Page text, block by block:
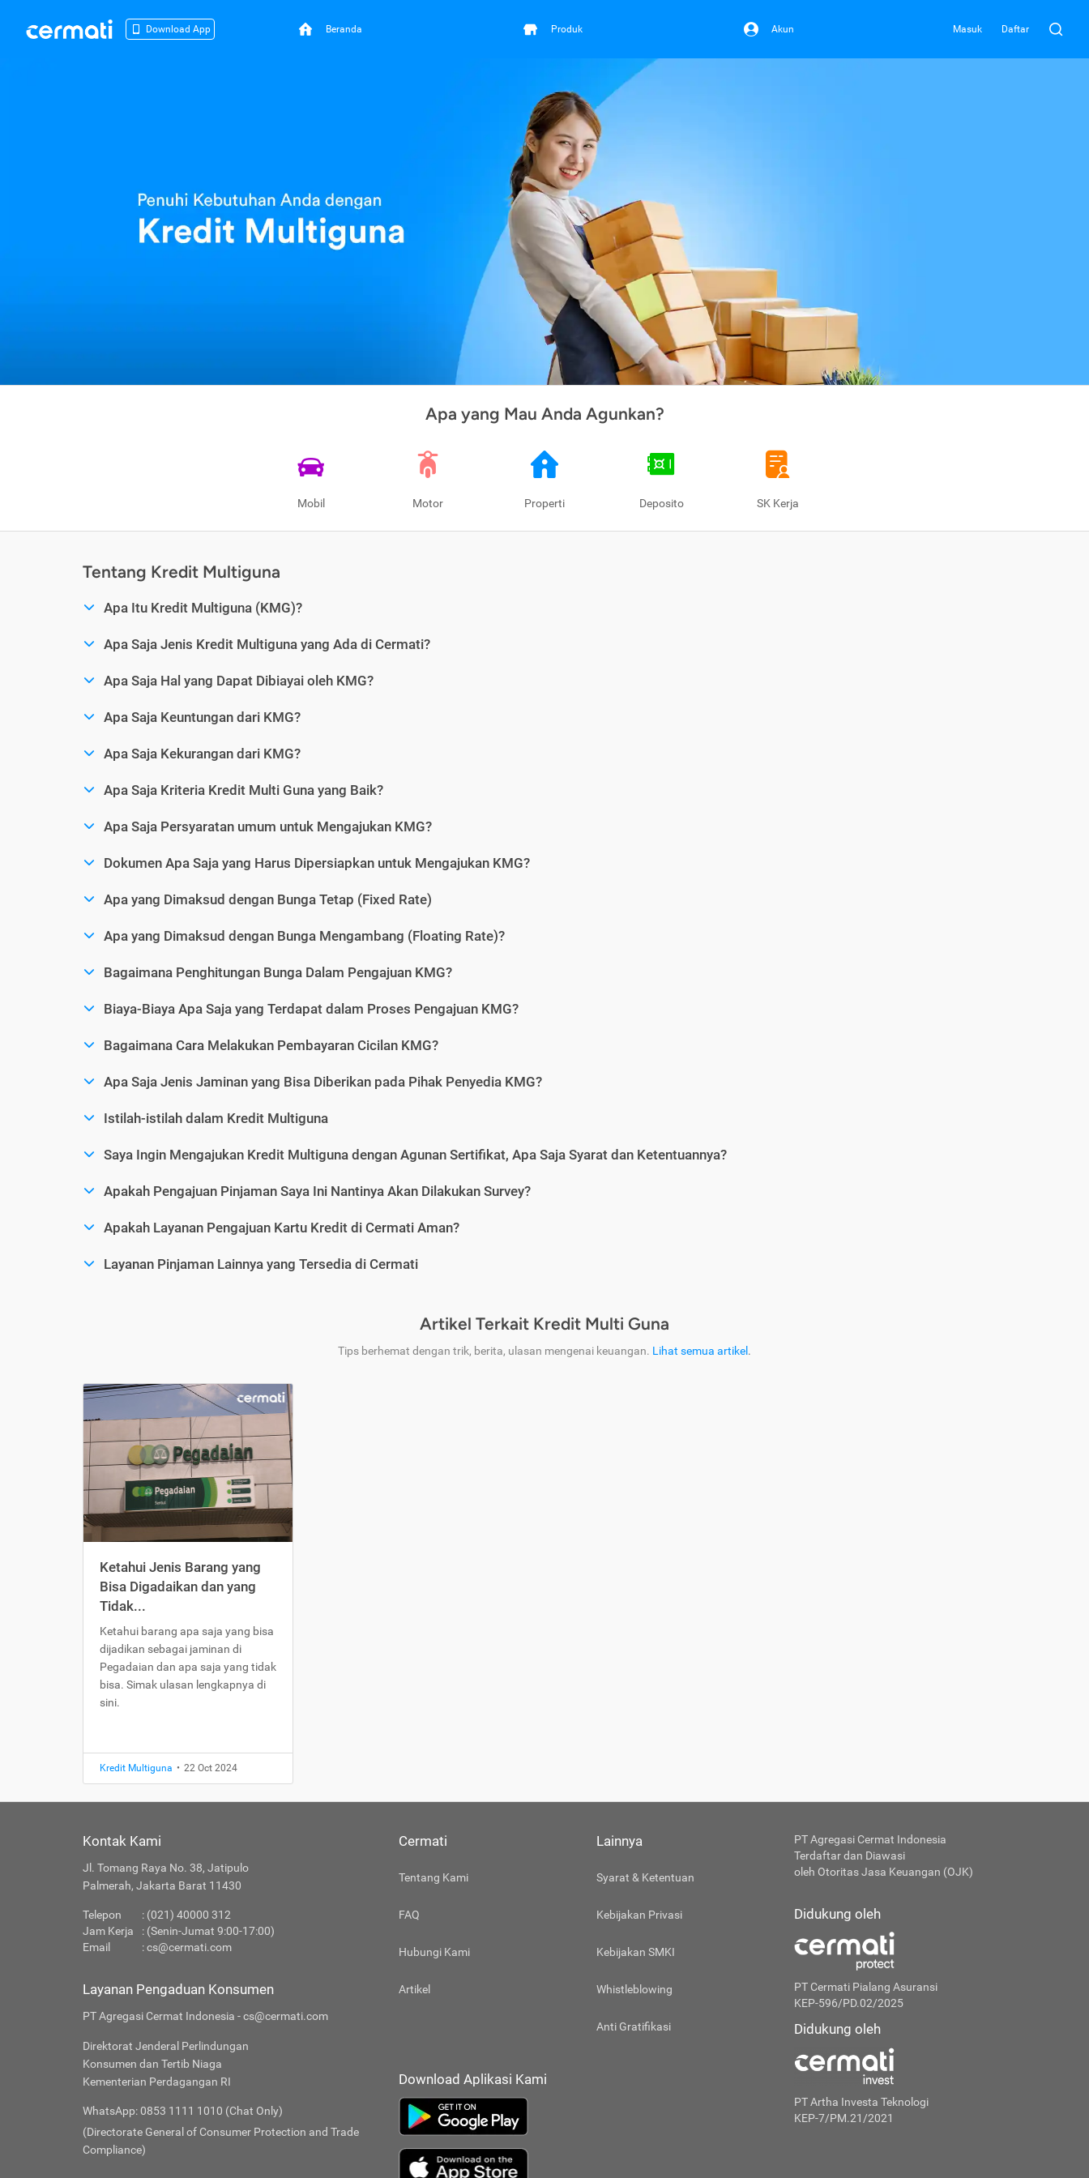
Download App Beranda Produk Akun Masuk Daftar
Apa yang Mau Anda Agunkan?
Mobil Motor Properti Deposito SK Kerja
Tentang Kredit Multiguna
Apa Itu Kredit Multiguna (KMG)?
Apa Saja Jenis Kredit Multiguna yang Ada di Cermati?
Apa Saja Hal yang Dapat Dibiayai oleh KMG?
Apa Saja Keuntungan dari KMG?
Apa Saja Kekurangan dari KMG?
Apa Saja Kriteria Kredit Multi Guna yang Baik?
Apa Saja Persyaratan umum untuk Mengajukan KMG?
Dokumen Apa Saja yang Harus Dipersiapkan untuk Mengajukan KMG?
Apa yang Dimaksud dengan Bunga Tetap (Fixed Rate)
Apa yang Dimaksud dengan Bunga Mengambang (Floating Rate)?
Bagaimana Penghitungan Bunga Dalam Pengajuan KMG?
Biaya-Biaya Apa Saja yang Terdapat dalam Proses Pengajuan KMG?
Bagaimana Cara Melakukan Pembayaran Cicilan KMG?
Apa Saja Jenis Jaminan yang Bisa Diberikan pada Pihak Penyedia KMG?
Istilah-istilah dalam Kredit Multiguna
Saya Ingin Mengajukan Kredit Multiguna dengan Agunan Sertifikat, Apa Saja Syarat dan Ketentuannya?
Apakah Pengajuan Pinjaman Saya Ini Nantinya Akan Dilakukan Survey?
Apakah Layanan Pengajuan Kartu Kredit di Cermati Aman?
Layanan Pinjaman Lainnya yang Tersedia di Cermati
Artikel Terkait Kredit Multi Guna
Tips berhemat dengan trik, berita, ulasan mengenai keuangan. Lihat semua artikel .
Ketahui Jenis Barang yang
Bisa Digadaikan dan yang
Tidak...
Ketahui barang apa saja yang bisa
dijadikan sebagai jaminan di
Pegadaian dan apa saja yang tidak
bisa. Simak ulasan lengkapnya di
sini.
Kredit Multiguna • 22 Oct 2024
Kontak Kami
Jl. Tomang Raya No. 38, Jatipulo
Palmerah, Jakarta Barat 11430
Telepon
: (021) 40000 312
Jam Kerja
: (Senin-Jumat 9:00-17:00)
Email
:cs@cermati.com
Layanan Pengaduan Konsumen
PT Agregasi Cermat Indonesia - cs@cermati.com
Direktorat Jenderal Perlindungan
Konsumen dan Tertib Niaga
Kementerian Perdagangan RI
WhatsApp: 0853 1111 1010 (Chat Only)
(Directorate General of Consumer Protection and Trade
Compliance)
Cermati
Tentang Kami
FAQ
Hubungi Kami
Artikel
Lainnya
Syarat & Ketentuan
Kebijakan Privasi
Kebijakan SMKI
Whistleblowing
Anti Gratifikasi
Download Aplikasi Kami
PT Agregasi Cermat Indonesia
Terdaftar dan Diawasi
oleh Otoritas Jasa Keuangan (OJK)
Didukung oleh
PT Cermati Pialang Asuransi
KEP-596/PD.02/2025
Didukung oleh
PT Artha Investa Teknologi
KEP-7/PM.21/2021